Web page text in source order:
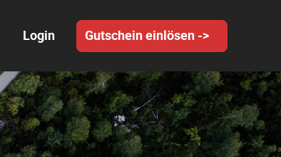
Login Gutschein einlösen ->